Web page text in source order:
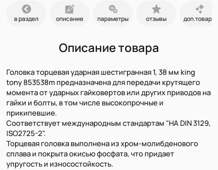
в раздел описание параметры отзывы доп.товары
Описание товара
Головка торцевая ударная шестигранная 1, 38 мм king
tony 853538m предназначена для передачи крутящего
момента от ударных гайковертов или других приводов на
гайки и болты, в том числе высокопрочные и
прикипевшие.
Соответствует международным стандартам "НА DIN 3129,
ISO2725-2".
Торцевая головка выполнена из хром-молибденового
сплава и покрыта окисью фосфата, что придает
упругость и износостойкость.